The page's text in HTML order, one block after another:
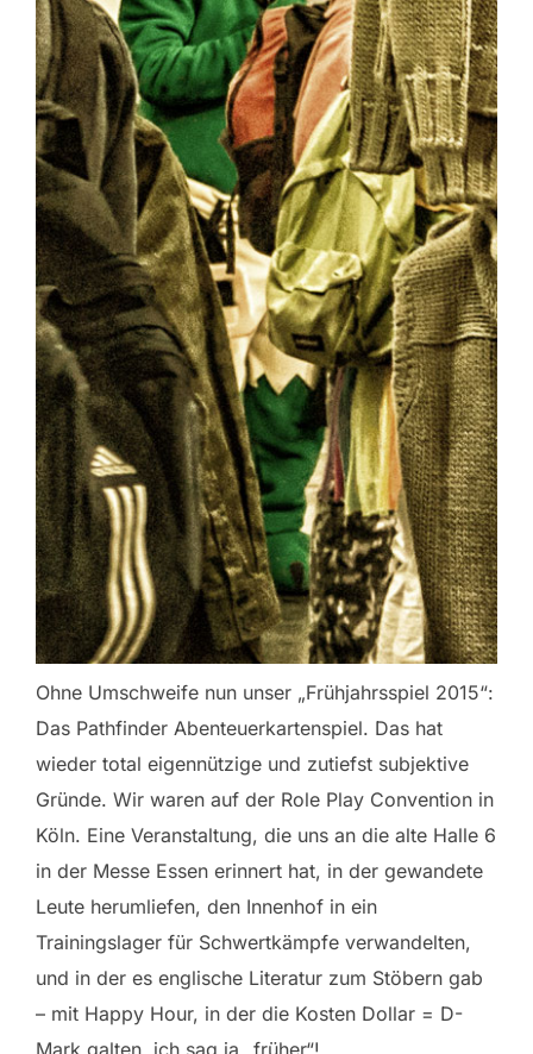
Ohne Umschweife nun unser „Frühjahrsspiel 2015“:
Das Pathfinder Abenteuerkartenspiel. Das hat
wieder total eigennützige und zutiefst subjektive
Gründe. Wir waren auf der Role Play Convention in
Köln. Eine Veranstaltung, die uns an die alte Halle 6
in der Messe Essen erinnert hat, in der gewandete
Leute herumliefen, den Innenhof in ein
Trainingslager für Schwertkämpfe verwandelten,
und in der es englische Literatur zum Stöbern gab
– mit Happy Hour, in der die Kosten Dollar = D-